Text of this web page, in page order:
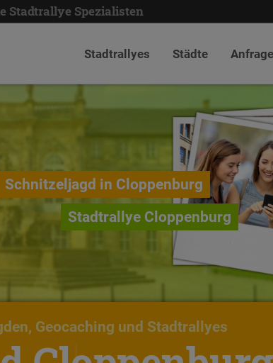
Stadtrallye Spezialisten
Stadtrallyes Städte Anfrage
Schnitzeljagd in Cloppenburg
Stadtrallye Cloppenburg
Geocaching und Stadtrallyes